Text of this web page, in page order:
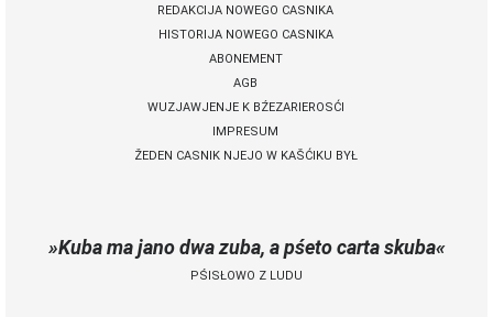
Kuba ma jano dwa zuba, a pśeto carta skuba
PŚISŁOWO Z LUDU
REDAKCIJA NOWEGO CASNIKA
HISTORIJA NOWEGO CASNIKA
ABONEMENT
AGB
WUZJAWJENJE K BŹEZARIEROSĆI
IMPRESUM
ŽEDEN CASNIK NJEJO W KAŠĆIKU BYŁ